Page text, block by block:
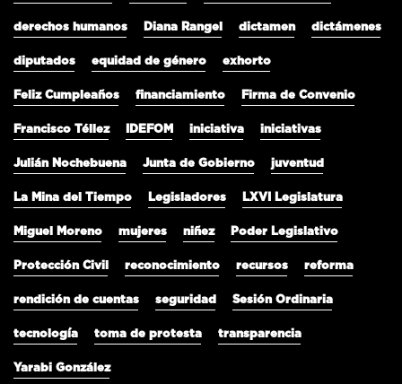
derechos humanos Diana Rangel dictamen dictámenes
diputados equidad de género exhorto
Feliz Cumpleaños financiamiento Firma de Convenio
Francisco Téllez IDEFOM iniciativa iniciativas
Julián Nochebuena Junta de Gobierno juventud
La Mina del Tiempo Legisladores LXVI Legislatura
Miguel Moreno mujeres niñez Poder Legislativo
Protección Civil reconocimiento recursos reforma
rendición de cuentas seguridad Sesión Ordinaria
tecnología toma de protesta transparencia
Yarabi González